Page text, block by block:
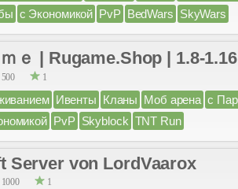
с Экономикой PvP BedWars SkyWars
ｅ | Rugame.Shop | 1.8-
1
Ивенты Кланы Моб арена с
PvP Skyblock TNT Run
Server von LordVaarox
1